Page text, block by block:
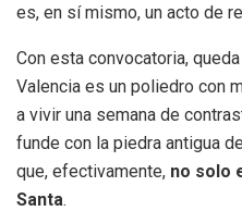
es, en sí mismo, un acto de
Con esta convocatoria,
Valencia es un poliedro con
a vivir una semana de
funde con la piedra antigua
que, efectivamente, no solo
Santa.